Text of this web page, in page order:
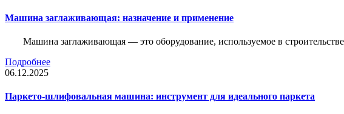
Машина заглаживающая: назначение и применение
Машина заглаживающая — это оборудование, используемое в
Подробнее
06.12.2025
Паркето-шлифовальная машина: инструмент для идеального паркета